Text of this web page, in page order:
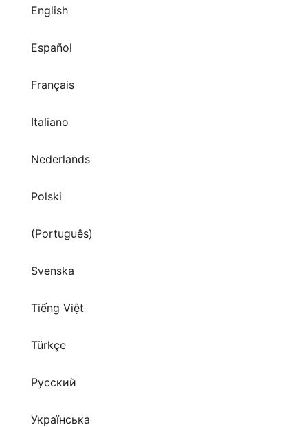
English
Español
Français
Italiano
Nederlands
Polski
(Português)
Svenska
Tiếng Việt
Türkçe
Русский
Українська